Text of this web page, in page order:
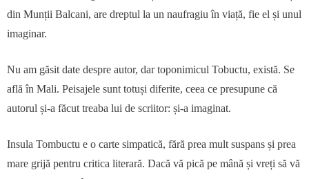
din Munții Balcani, are dreptul la un naufragiu în viață, fie el și unul
imaginar.
Nu am găsit date despre autor, dar toponimicul Tobuctu, există. Se
află în Mali. Peisajele sunt totuși diferite, ceea ce presupune că
autorul și-a făcut treaba lui de scriitor: și-a imaginat.
Insula Tombuctu e o carte simpatică, fără prea mult suspans și prea
mare grijă pentru critica literară. Dacă vă pică pe mână și vreți să vă